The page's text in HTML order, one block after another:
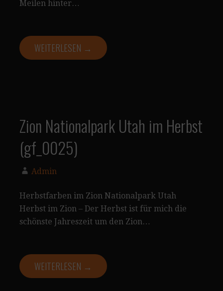
Meilen hinter…
WEITERLESEN →
Zion Nationalpark Utah im Herbst
(gf_0025)
Admin
Herbstfarben im Zion Nationalpark Utah
Herbst im Zion – Der Herbst ist für mich die
schönste Jahreszeit um den Zion…
WEITERLESEN →